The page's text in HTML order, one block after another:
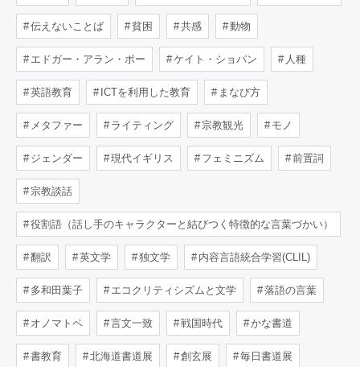
伝えないことば 貧困 共感 動物
エドガー・アラン・ポー ケイト・ショパン 人種
英語教育 ICTを利用した教育 まなび方
メタファー ライティング 宗教観光 モノ
ジェンダー 現代イギリス フェミニズム 前置詞
宗教談話
役割語（話し手のキャラクターと結びつく特徴的な言葉づかい）
翻訳 英文学 独文学 内容言語統合学習(CLIL)
多和田葉子 エコクリティシズムと文学 落語の言葉
オノマトペ 言文一致 戦国時代 かな書道
書教育 北海道書道展 創玄展 毎日書道展